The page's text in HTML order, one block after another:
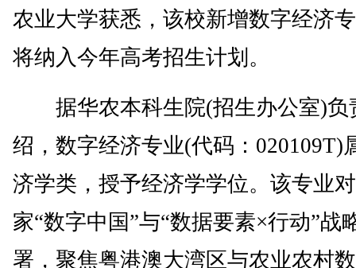
农业大学获悉，该校新增数字经济
将纳入今年高考招生计划。
据华农本科生院(招生办公室)负
绍，数字经济专业(代码：020109T)
济学类，授予经济学学位。该专业
家“数字中国”与“数据要素×行动”战
署，聚焦粤港澳大湾区与农业农村